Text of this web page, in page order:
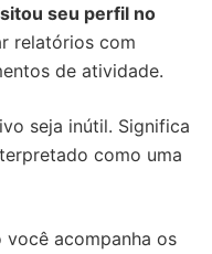
seu perfil no
relatórios com
de atividade.
seja inútil. Significa
como uma
você acompanha os